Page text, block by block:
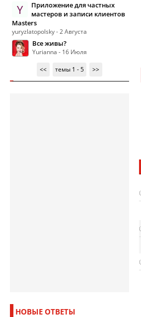
Y
Приложение для частных
мастеров и записи клиентов
Masters
yuryzlatopolsky - 2 Августа
Все живы?
Yurianna - 16 Июля
<< темы 1 - 5 >>
НОВЫЕ ОТВЕТЫ